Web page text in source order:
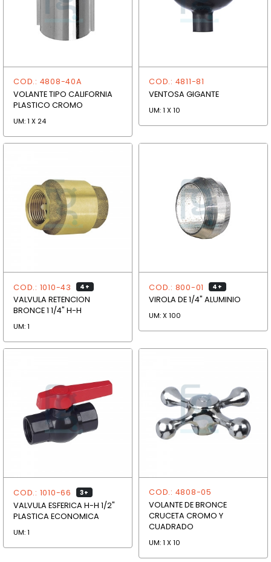
COD.: 4808-40A
VOLANTE TIPO CALIFORNIA
PLASTICO CROMO
UM: 1 X 24
COD.: 4811-81
VENTOSA GIGANTE
UM: 1 X 10
COD.: 1010-43 4+
VALVULA RETENCION
BRONCE 1 1/4" H-H
UM: 1
COD.: 800-01 4+
VIROLA DE 1/4" ALUMINIO
UM: X 100
COD.: 1010-66 3+
VALVULA ESFERICA H-H 1/2"
PLASTICA ECONOMICA
UM: 1
COD.: 4808-05
VOLANTE DE BRONCE
CRUCETA CROMO Y
CUADRADO
UM: 1 X 10